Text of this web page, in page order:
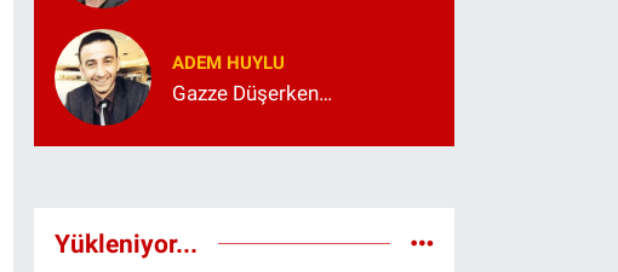
ADEM HUYLU
Gazze Düşerken…
Yükleniyor...